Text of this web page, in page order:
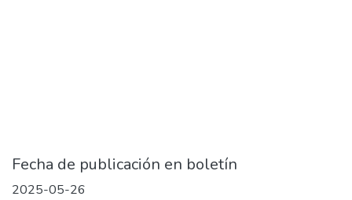
Fecha de publicación en boletín
2025-05-26